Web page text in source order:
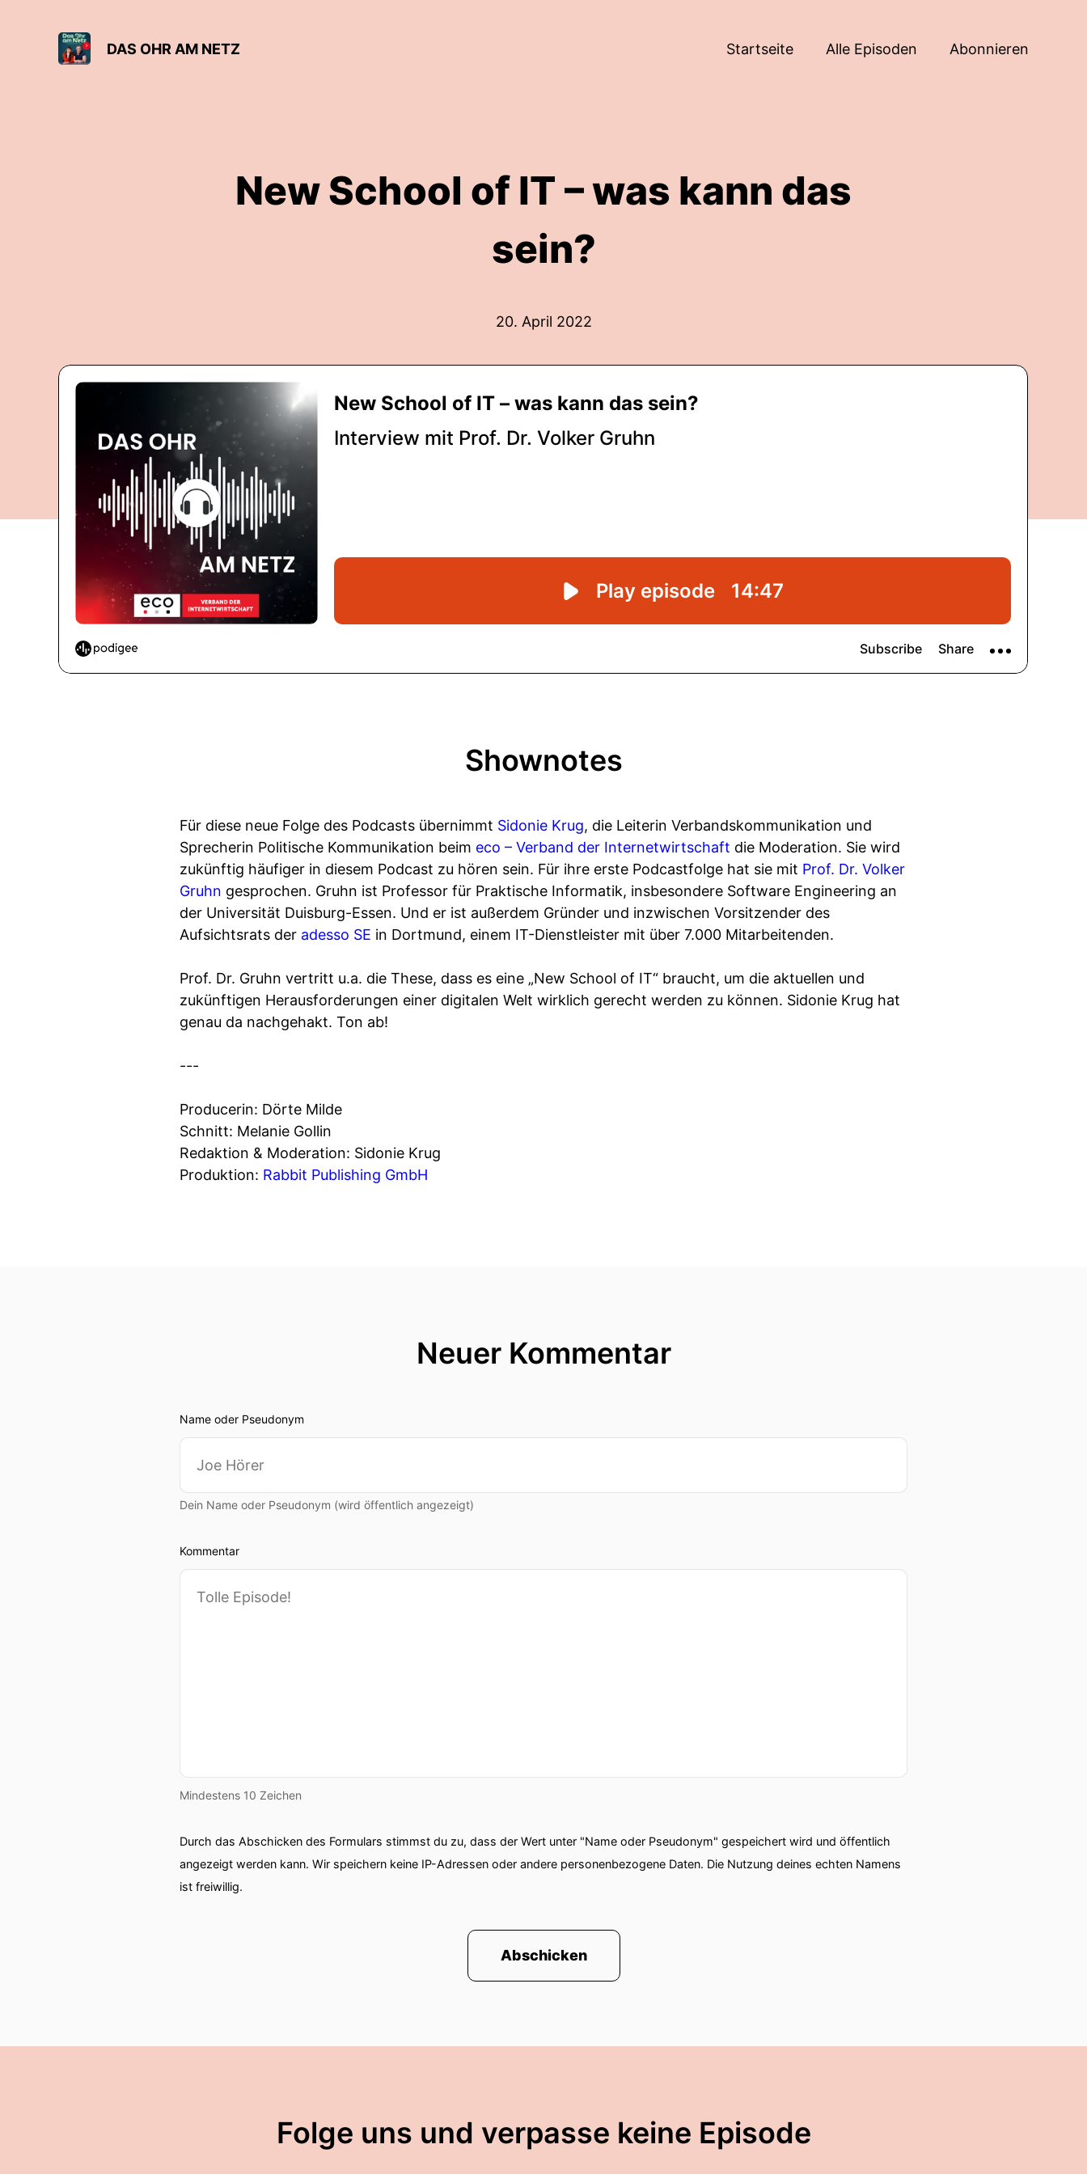
DAS OHR AM NETZ Startseite Alle Episoden Abonnieren
New School of IT – was kann das
sein?
20. April 2022
Shownotes
Für diese neue Folge des Podcasts übernimmt Sidonie Krug, die Leiterin Verbandskommunikation und
Sprecherin Politische Kommunikation beim eco – Verband der Internetwirtschaft die Moderation. Sie wird
zukünftig häufiger in diesem Podcast zu hören sein. Für ihre erste Podcastfolge hat sie mit Prof. Dr. Volker
Gruhn gesprochen. Gruhn ist Professor für Praktische Informatik, insbesondere Software Engineering an
der Universität Duisburg-Essen. Und er ist außerdem Gründer und inzwischen Vorsitzender des
Aufsichtsrats der adesso SE in Dortmund, einem IT-Dienstleister mit über 7.000 Mitarbeitenden.
Prof. Dr. Gruhn vertritt u.a. die These, dass es eine „New School of IT“ braucht, um die aktuellen und
zukünftigen Herausforderungen einer digitalen Welt wirklich gerecht werden zu können. Sidonie Krug hat
genau da nachgehakt. Ton ab!
---
Producerin: Dörte Milde
Schnitt: Melanie Gollin
Redaktion & Moderation: Sidonie Krug
Produktion: Rabbit Publishing GmbH
Neuer Kommentar
Name oder Pseudonym
Dein Name oder Pseudonym (wird öffentlich angezeigt)
Kommentar
Mindestens 10 Zeichen
Durch das Abschicken des Formulars stimmst du zu, dass der Wert unter "Name oder Pseudonym" gespeichert wird und öffentlich
angezeigt werden kann. Wir speichern keine IP-Adressen oder andere personenbezogene Daten. Die Nutzung deines echten Namens
ist freiwillig.
Abschicken
Folge uns und verpasse keine Episode